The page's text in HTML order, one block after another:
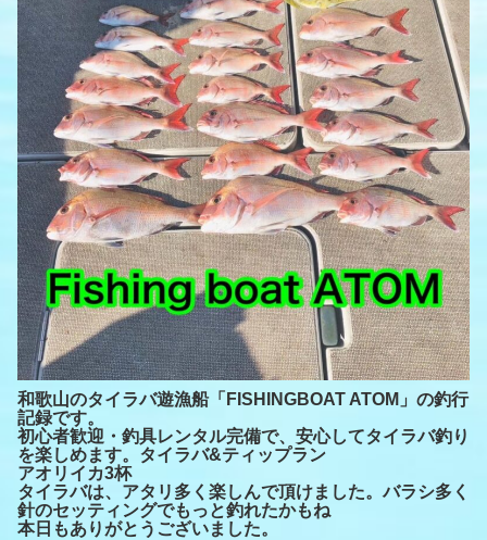
和歌山のタイラバ遊漁船「FISHINGBOAT ATOM」の釣行
記録です。
初心者歓迎・釣具レンタル完備で、安心してタイラバ釣り
を楽しめます。タイラバ&ティップラン
アオリイカ3杯
タイラバは、アタリ多く楽しんで頂けました。バラシ多く
針のセッティングでもっと釣れたかもね
本日もありがとうございました。